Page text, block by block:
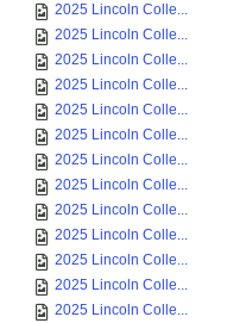
2025 Lincoln Colle...
2025 Lincoln Colle...
2025 Lincoln Colle...
2025 Lincoln Colle...
2025 Lincoln Colle...
2025 Lincoln Colle...
2025 Lincoln Colle...
2025 Lincoln Colle...
2025 Lincoln Colle...
2025 Lincoln Colle...
2025 Lincoln Colle...
2025 Lincoln Colle...
2025 Lincoln Colle...